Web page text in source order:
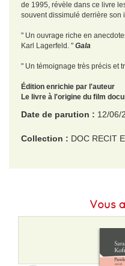
de 1995, révèle dans ce livre
souvent dissimulé derrière son
" Un ouvrage riche en
Karl Lagerfeld. " Gala
" Un témoignage très précis et
Édition enrichie par l'auteur
Le livre à l'origine du film
Date de parution : 12/06/
Collection : DOC RECIT
Vous